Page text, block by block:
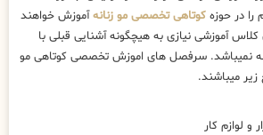
در حوزه کوتاهی تخصصی مو زنانهآموزش خواهند
آموزشی نیازی به هیچگونه آشنایی قبلی با
نمیباشد. سرفصل های اموزش تخصصی کوتاهی مو
میباشند.
و لوازم کار